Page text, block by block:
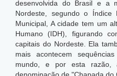
desenvolvida do Brasil e a
Nordeste, segundo o Índice
Municipal, A cidade tem um
Humano (IDH), figurando
capitais do Nordeste. Ela
mais acontecem
mundo,
e por esta razão,